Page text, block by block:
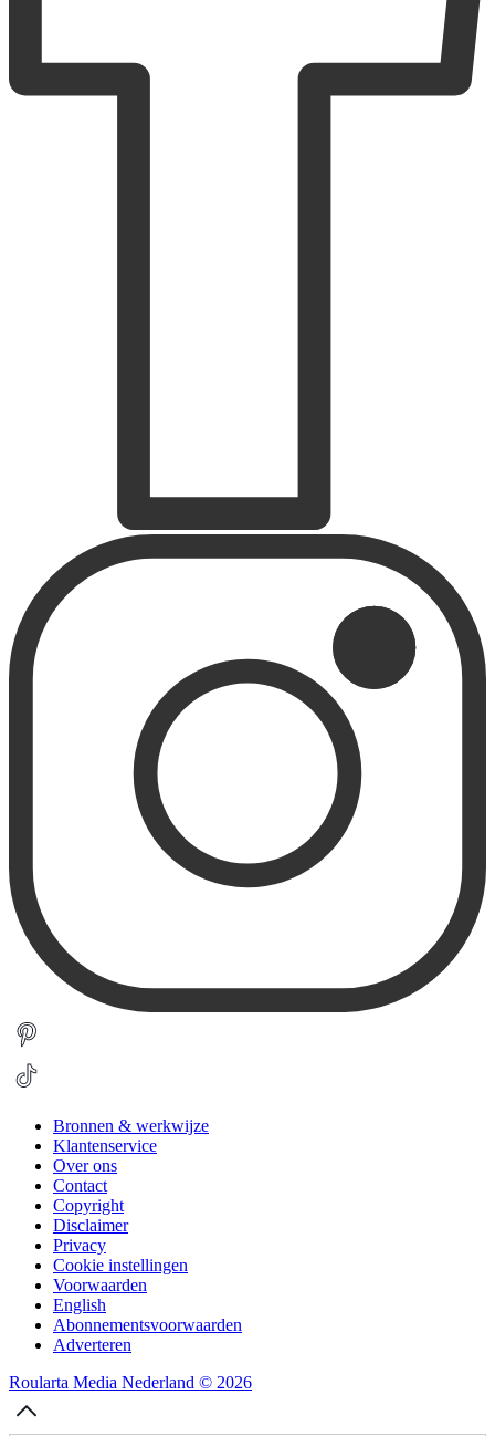
Bronnen & werkwijze
Klantenservice
Over ons
Contact
Copyright
Disclaimer
Privacy
Cookie instellingen
Voorwaarden
English
Abonnementsvoorwaarden
Adverteren
Roularta Media Nederland © 2026